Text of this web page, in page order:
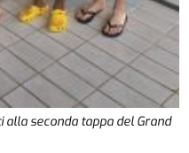
alla seconda tappa del Grand